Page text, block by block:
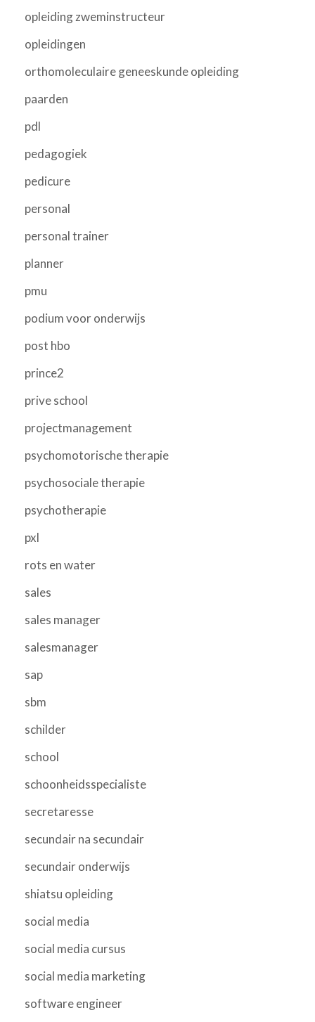
opleiding zweminstructeur
opleidingen
orthomoleculaire geneeskunde opleiding
paarden
pdl
pedagogiek
pedicure
personal
personal trainer
planner
pmu
podium voor onderwijs
post hbo
prince2
prive school
projectmanagement
psychomotorische therapie
psychosociale therapie
psychotherapie
pxl
rots en water
sales
sales manager
salesmanager
sap
sbm
schilder
school
schoonheidsspecialiste
secretaresse
secundair na secundair
secundair onderwijs
shiatsu opleiding
social media
social media cursus
social media marketing
software engineer